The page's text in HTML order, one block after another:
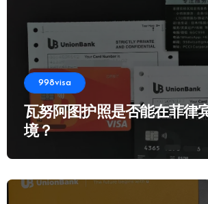
998visa
瓦努阿图护照是否能在菲律
境？